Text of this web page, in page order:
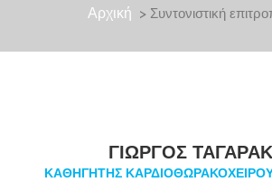
Αρχική > Συντονιστική
ΓΙΏΡΓΟΣ
ΚΑΘΗΓΗΤΉΣ